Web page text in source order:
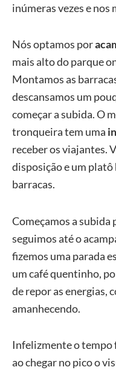
inúmeras vezes e nos
Nós optamos por
mais alto do parque
Montamos as
descansamos um
começar a subida. O
tronqueira tem uma
receber os viajantes.
disposição e um platô
barracas.
Começamos a
seguimos até o
fizemos uma parada
um café quentinho,
de repor as energias,
amanhecendo.
Infelizmente o tempo
ao chegar no pico o